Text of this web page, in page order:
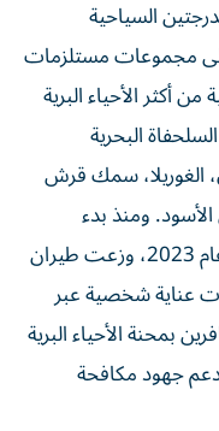
السياحية
على مجموعات مستلزمات
أكثر الأحياء البرية
البحرية
الغوريلا، سمك قرش
ومنذ بدء
تقديمها على متن طائرات الناقلة في عام 2023، وزعت طيران
عناية شخصية عبر
بمحنة الأحياء البرية
جهود مكافحة